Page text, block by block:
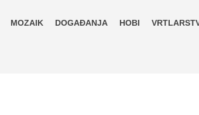
MOZAIK DOGAĐANJA HOBI